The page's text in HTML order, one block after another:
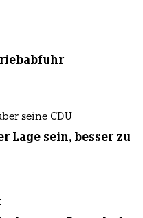
seine CDU
Lage sein, besser zu